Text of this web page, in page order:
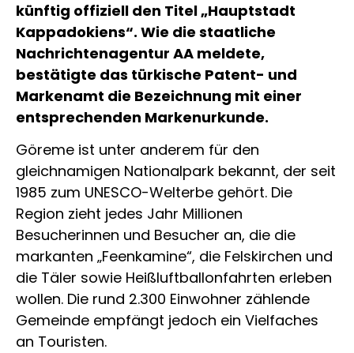
künftig offiziell den Titel „Hauptstadt
Kappadokiens“. Wie die staatliche
Nachrichtenagentur AA meldete,
bestätigte das türkische Patent- und
Markenamt die Bezeichnung mit einer
entsprechenden Markenurkunde.
Göreme ist unter anderem für den
gleichnamigen Nationalpark bekannt, der seit
1985 zum UNESCO-Welterbe gehört. Die
Region zieht jedes Jahr Millionen
Besucherinnen und Besucher an, die die
markanten „Feenkamine“, die Felskirchen und
die Täler sowie Heißluftballonfahrten erleben
wollen. Die rund 2.300 Einwohner zählende
Gemeinde empfängt jedoch ein Vielfaches
an Touristen.